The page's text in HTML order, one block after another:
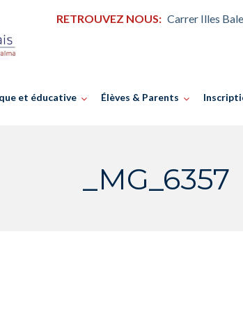
RETROUVEZ NOUS: Carrer Illes
et éducative Élèves & Parents
_MG_6357